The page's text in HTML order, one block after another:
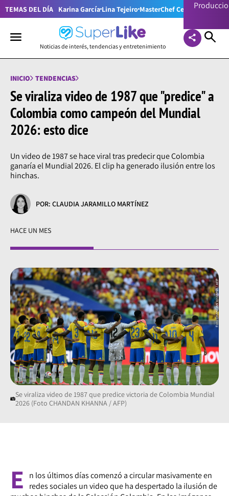
TEMAS DEL DÍA Karina García Lina Tejeiro MasterChef Celebrity
Noticias de interés, tendencias y entretenimiento
INICIO TENDENCIAS
Se viraliza video de 1987 que "predice" a
Colombia como campeón del Mundial
2026: esto dice
Un video de 1987 se hace viral tras predecir que Colombia
ganaría el Mundial 2026. El clip ha generado ilusión entre los
hinchas.
POR: CLAUDIA JARAMILLO MARTÍNEZ
HACE UN MES
Se viraliza video de 1987 que predice victoria de Colombia Mundial
2026 (Foto CHANDAN KHANNA / AFP)
E
n los últimos días comenzó a circular masivamente en
redes sociales un video que ha despertado la ilusión de